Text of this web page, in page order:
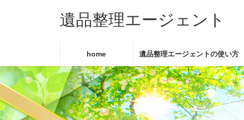
に
移
ョ
ン
移
動
遺品整理エージェント
home 遺品整理エージェントの使い方